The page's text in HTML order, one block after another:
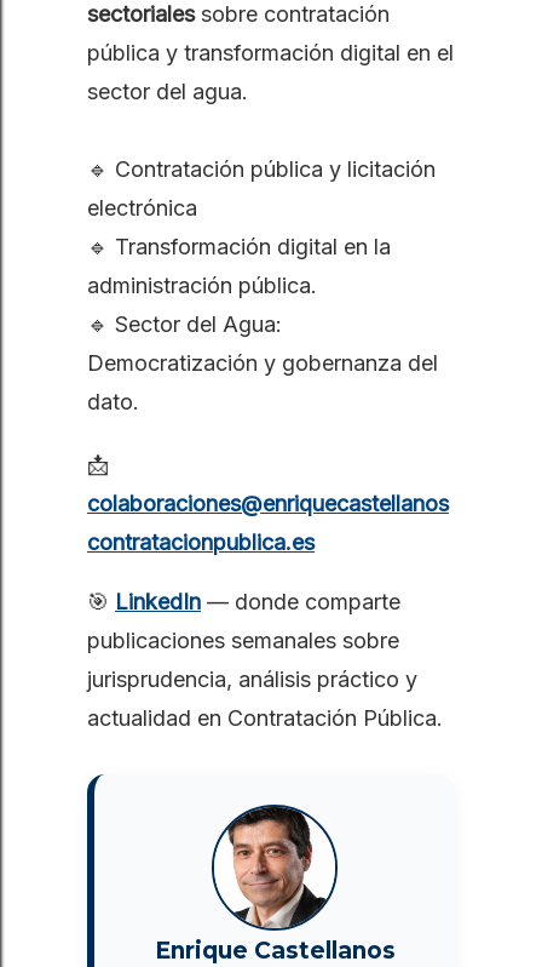
sectoriales sobre contratación
pública y transformación digital en el
sector del agua.
🔹 Contratación pública y licitación
electrónica
🔹 Transformación digital en la
administración pública.
🔹 Sector del Agua:
Democratización y gobernanza del
dato.
📩
colaboraciones@enriquecastellanos
contratacionpublica.es
🎯 LinkedIn — donde comparte
publicaciones semanales sobre
jurisprudencia, análisis práctico y
actualidad en Contratación Pública.
Enrique Castellanos